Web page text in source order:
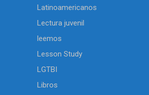
Latinoamericanos
Lectura juvenil
leemos
Lesson Study
LGTBI
Libros